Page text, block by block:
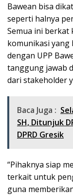
Bawean bisa
seperti halnya
Semua ini berkat
komunikasi yang
dengan UPP
tanggung jawab
dari stakeholder
Baca Juga :
SH, Ditunjuk
DPRD Gresik
“Pihaknya siap
terkait untuk
guna